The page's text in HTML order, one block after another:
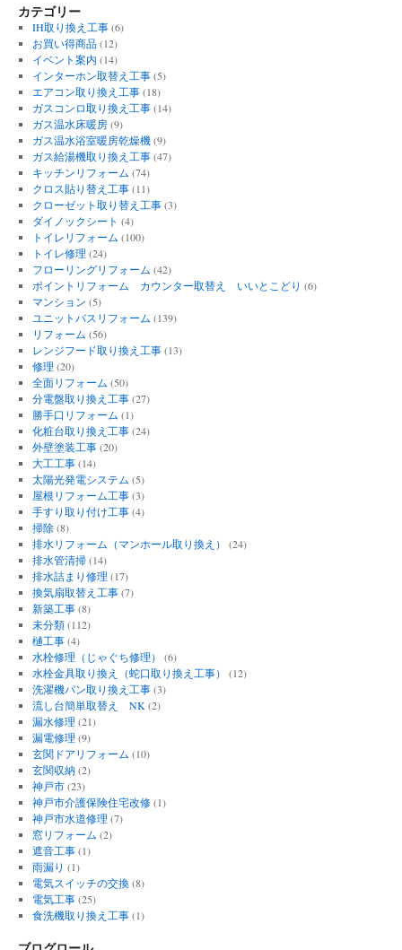
カテゴリー
IH取り換え工事(6)
お買い得商品(12)
イベント案内 (14)
インターホン取替え工事(5)
エアコン取り換え工事(18)
ガスコンロ取り換え工事(14)
ガス温水床暖房(9)
ガス温水浴室暖房乾燥機(9)
ガス給湯機取り換え工事(47)
キッチンリフォーム (74)
クロス貼り替え工事(11)
クローゼット取り替え工事(3)
ダイノックシート (4)
トイレリフォーム (100)
トイレ修理 (24)
フローリングリフォーム (42)
ポイントリフォーム カウンター取替え いいとこどり (6)
マンション (5)
ユニットバスリフォーム (139)
リフォーム (56)
レンジフード取り換え工事(13)
修理 (20)
全面リフォーム (50)
分電盤取り換え工事(27)
勝手口リフォーム (1)
化粧台取り換え工事(24)
外壁塗装工事(20)
大工工事(14)
太陽光発電システム (5)
屋根リフォーム工事(3)
手すり取り付け工事(4)
掃除(8)
排水リフォーム（マンホール取り換え）
(24)
排水管清掃(14)
排水詰まり修理 (17)
換気扇取替え工事(7)
新築工事(8)
未分類(112)
樋工事(4)
水栓修理（じゃぐち修理）
(6)
水栓金具取り換え（蛇口取り換え工事）
(12)
洗濯機パン取り換え工事(3)
流し台簡単取替え NK (2)
漏水修理 (21)
漏電修理 (9)
玄関ドアリフォーム (10)
玄関収納(2)
神戸市(23)
神戸市介護保険住宅改修(1)
神戸市水道修理 (7)
窓リフォーム (2)
遮音工事(1)
雨漏り (1)
電気スイッチの交換(8)
電気工事(25)
食洗機取り換え工事(1)